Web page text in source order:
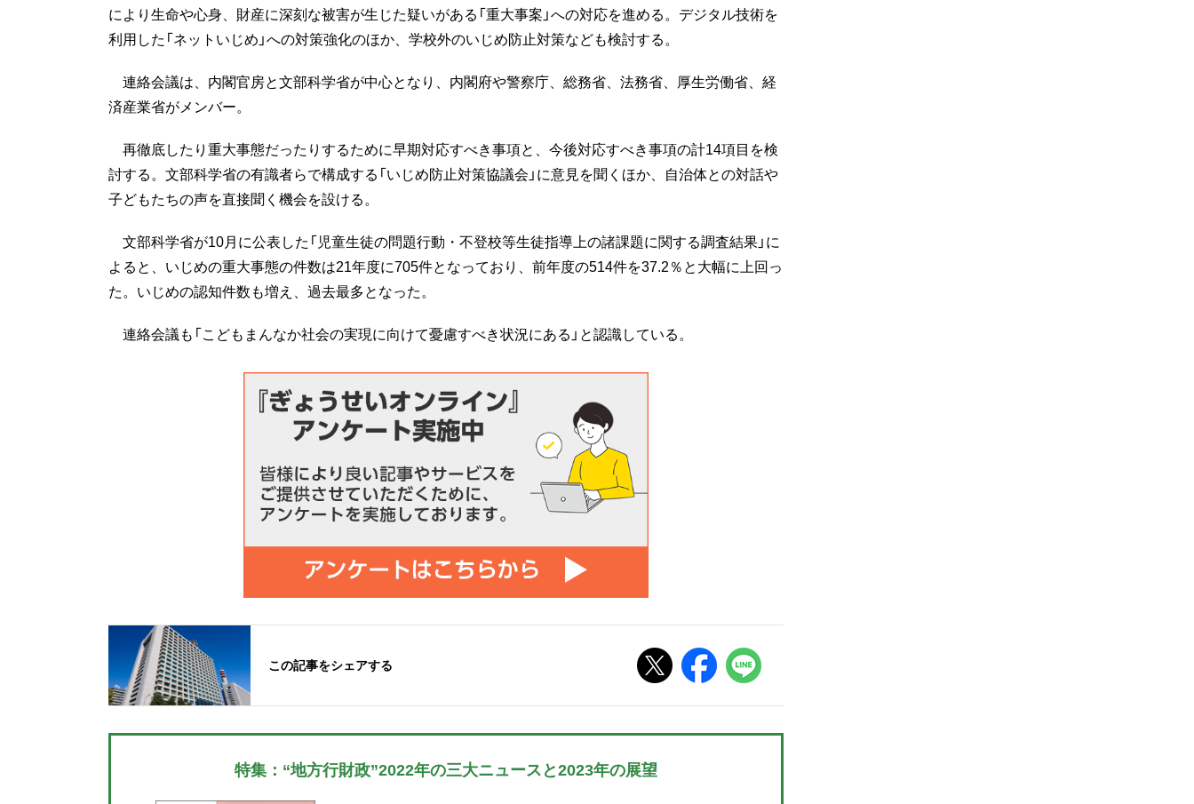
により生命や心身、財産に深刻な被害が生じた疑いがある「重大事案」への対応を進める。デジタル技術を
利用した「ネットいじめ」への対策強化のほか、学校外のいじめ防止対策なども検討する。
連絡会議は、内閣官房と文部科学省が中心となり、内閣府や警察庁、総務省、法務省、厚生労働省、経
済産業省がメンバー。
再徹底したり重大事態だったりするために早期対応すべき事項と、今後対応すべき事項の計14項目を検
討する。文部科学省の有識者らで構成する「いじめ防止対策協議会」に意見を聞くほか、自治体との対話や
子どもたちの声を直接聞く機会を設ける。
文部科学省が10月に公表した「児童生徒の問題行動・不登校等生徒指導上の諸課題に関する調査結果」に
よると、いじめの重大事態の件数は21年度に705件となっており、前年度の514件を37.2％と大幅に上回っ
た。いじめの認知件数も増え、過去最多となった。
連絡会議も「こどもまんなか社会の実現に向けて憂慮すべき状況にある」と認識している。
この記事をシェアする
特集：“地方行財政”2022年の三大ニュースと2023年の展望